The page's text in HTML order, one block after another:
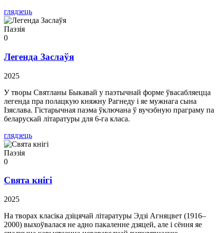
глядзець
Паэзія
0
Легенда Заслаўя
2025
У творы Святланы Быкавай у паэтычнай форме ўвасабляецца
легенда пра полацкую княжну Рагнеду і яе мужнага сына
Ізяслава. Гістарычная паэма ўключана ў вучэбную праграму па
беларускай літаратуры для 6-га класа.
глядзець
Паэзія
0
Свята кнігі
2025
На творах класіка дзіцячай літаратуры Эдзі Агняцвет (1916–
2000) выхоўвалася не адно пакаленне дзяцей, але і сёння яе